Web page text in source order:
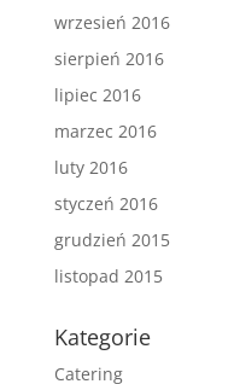
wrzesień 2016
sierpień 2016
lipiec 2016
marzec 2016
luty 2016
styczeń 2016
grudzień 2015
listopad 2015
Kategorie
Catering